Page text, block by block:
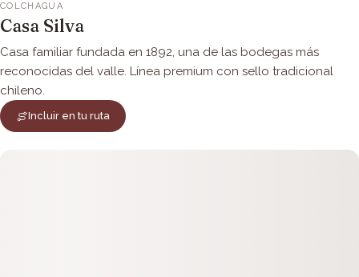
COLCHAGUA
Casa Silva
Casa familiar fundada en 1892, una de las bodegas más
reconocidas del valle. Línea premium con sello tradicional
chileno.
Incluir en tu ruta